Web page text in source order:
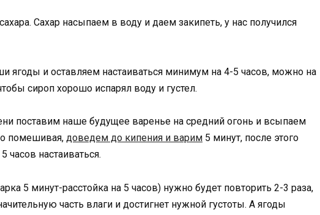
Сахар насыпаем в воду и даем закипеть, у нас получился
ягоды и оставляем настаиваться минимум на 4-5 часов, можно на
сироп хорошо испарял воду и густел.
поставим наше будущее варенье на средний огонь и всыпаем
помешивая, доведем до кипения и варим 5 минут, после этого
настаиваться.
5 минут-расстойка на 5 часов) нужно будет повторить 2-3 раза,
часть влаги и достигнет нужной густоты. А ягоды